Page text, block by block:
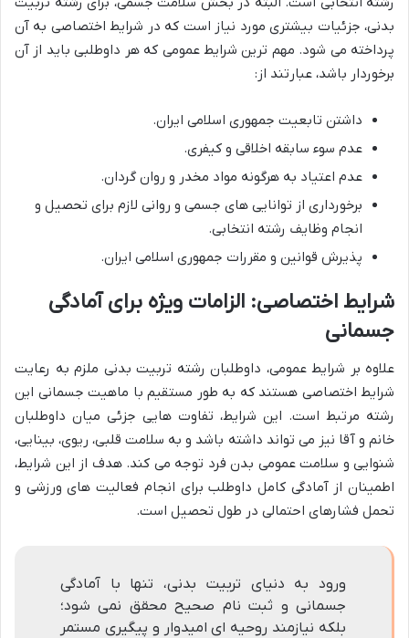
بدنی، جزئیات بیشتری مورد نیاز است که در شرایط اختصاصی به آن
پرداخته می شود. مهم ترین شرایط عمومی که هر داوطلبی باید از آن
برخوردار باشد، عبارتند از:
داشتن تابعیت جمهوری اسلامی ایران.
عدم سوء سابقه اخلاقی و کیفری.
عدم اعتیاد به هرگونه مواد مخدر و روان گردان.
برخورداری از توانایی های جسمی و روانی لازم برای تحصیل و
انجام وظایف رشته انتخابی.
پذیرش قوانین و مقررات جمهوری اسلامی ایران.
شرایط اختصاصی: الزامات ویژه برای آمادگی
جسمانی
علاوه بر شرایط عمومی، داوطلبان رشته تربیت بدنی ملزم به رعایت
شرایط اختصاصی هستند که به طور مستقیم با ماهیت جسمانی این
رشته مرتبط است. این شرایط، تفاوت هایی جزئی میان داوطلبان
خانم و آقا نیز می تواند داشته باشد و به سلامت قلبی، ریوی، بینایی،
شنوایی و سلامت عمومی بدن فرد توجه می کند. هدف از این شرایط،
اطمینان از آمادگی کامل داوطلب برای انجام فعالیت های ورزشی و
تحمل فشارهای احتمالی در طول تحصیل است.
ورود به دنیای تربیت بدنی، تنها با آمادگی
جسمانی و ثبت نام صحیح محقق نمی شود؛
بلکه نیازمند روحیه ای امیدوار و پیگیری مستمر